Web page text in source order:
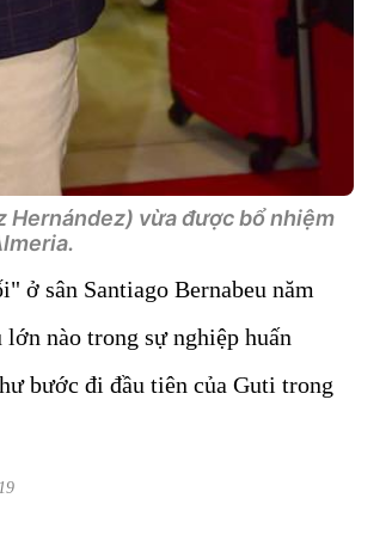
Hernández) vừa được bổ nhiệm
ở sân Santiago Bernabeu năm
nào trong sự nghiệp huấn
bước đi đầu tiên của Guti trong